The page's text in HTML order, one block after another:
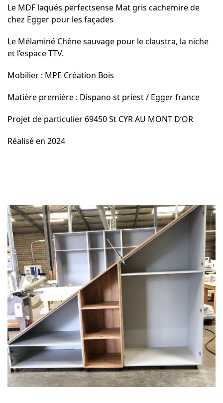
Le MDF laqués perfectsense Mat gris cachemire de
chez Egger pour les façades
Le Mélaminé Chêne sauvage pour le claustra, la niche
et l’espace TTV.
Mobilier : MPE Création Bois
Matière première : Dispano st priest / Egger france
Projet de particulier 69450 St CYR AU MONT D’OR
Réalisé en 2024